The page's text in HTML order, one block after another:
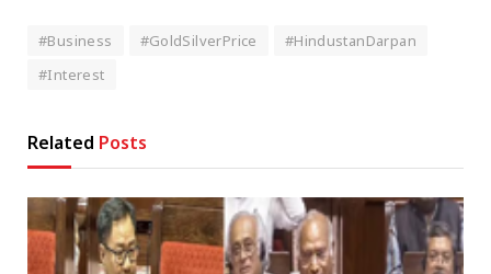
#Business #GoldSilverPrice
#HindustanDarpan
#Interest
Related Posts